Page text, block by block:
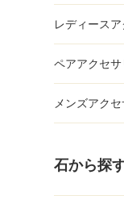
レディース
ペアアクセサ
メンズアク
石から探